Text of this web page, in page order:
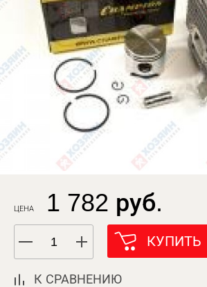
ЦЕНА 1 782 руб.
КУПИТЬ
К СРАВНЕНИЮ